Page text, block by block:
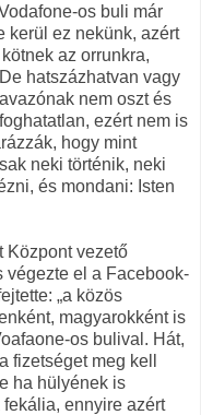
os buli már
kerül ez nekünk, azért
az orrunkra,
hatszázhatvan vagy
nem oszt és
ezért nem is
hogy mint
neki történik, neki
és mondani: Isten
Központ vezető
végezte el a Facebook-
„a közös
magyarokként is
os bulival. Hát,
fizetséget meg kell
ha hülyének is
ennyire azért